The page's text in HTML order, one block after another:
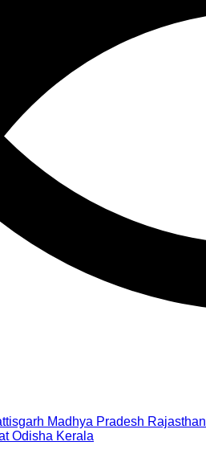
Madhya Pradesh Rajasthan
Odisha Kerala